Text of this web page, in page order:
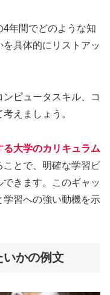
年間でどのような知
具体的にリストアッ
ピュータスキル、コ
えましょう。
大学のカリキュラム
ことで、明確な学習ビ
きます。このギャッ
習への強い動機を示
いかの例文